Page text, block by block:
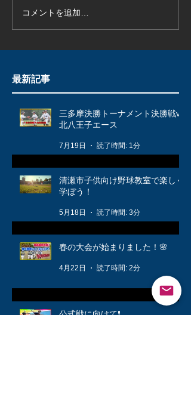
コメントを追加…
最新記事
三多摩決勝トーナメント決勝戦vs
北八王子エース
7月19日 読了時間: 1分
清瀬市子供向け野球教室で楽しく
学ぼう！
5月18日 読了時間: 3分
春の大会が始まりました！🌸
4月22日 読了時間: 2分
公式戦に向けて❗️